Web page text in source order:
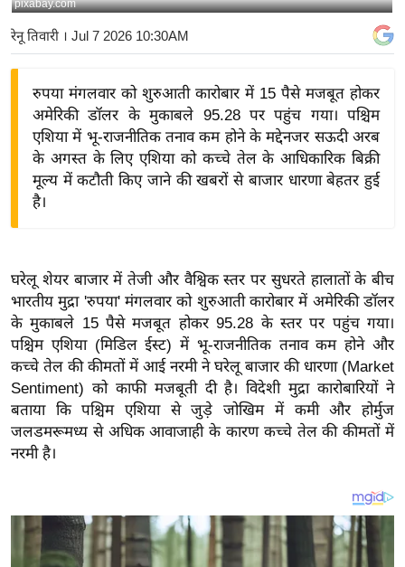
बि
ज़
द्यो
वि
शे
ष
ज्ञ
रा
य
ब
ज
ट
ल
क्रि
pixabay.com
रेनू तिवारी । Jul 7 2026 10:30AM
रुपया मंगलवार को शुरुआती कारोबार में 15 पैसे मजबूत होकर
अमेरिकी डॉलर के मुकाबले 95.28 पर पहुंच गया। पश्चिम
एशिया में भू-राजनीतिक तनाव कम होने के मद्देनजर सऊदी अरब
के अगस्त के लिए एशिया को कच्चे तेल के आधिकारिक बिक्री
मूल्य में कटौती किए जाने की खबरों से बाजार धारणा बेहतर हुई
है।
घरेलू शेयर बाजार में तेजी और वैश्विक स्तर पर सुधरते हालातों के बीच
भारतीय मुद्रा 'रुपया' मंगलवार को शुरुआती कारोबार में अमेरिकी डॉलर
के मुकाबले 15 पैसे मजबूत होकर 95.28 के स्तर पर पहुंच गया।
पश्चिम एशिया (मिडिल ईस्ट) में भू-राजनीतिक तनाव कम होने और
कच्चे तेल की कीमतों में आई नरमी ने घरेलू बाजार की धारणा (Market
Sentiment) को काफी मजबूती दी है।विदेशी मुद्रा कारोबारियों ने
बताया कि पश्चिम एशिया से जुड़े जोखिम में कमी और होर्मुज
जलडमरूमध्य से अधिक आवाजाही के कारण कच्चे तेल की कीमतों में
नरमी है।